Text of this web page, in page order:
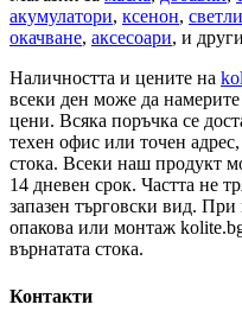
акумулатори, ксенон,
окачване, аксесоари, и
Наличността и цените на
всеки ден може да
цени. Всяка поръчка се
техен офис или точен
стока. Всеки наш продукт
14 дневен срок. Частта не
запазен търговски вид.
опакова или монтаж
върнатата стока.
Контакти